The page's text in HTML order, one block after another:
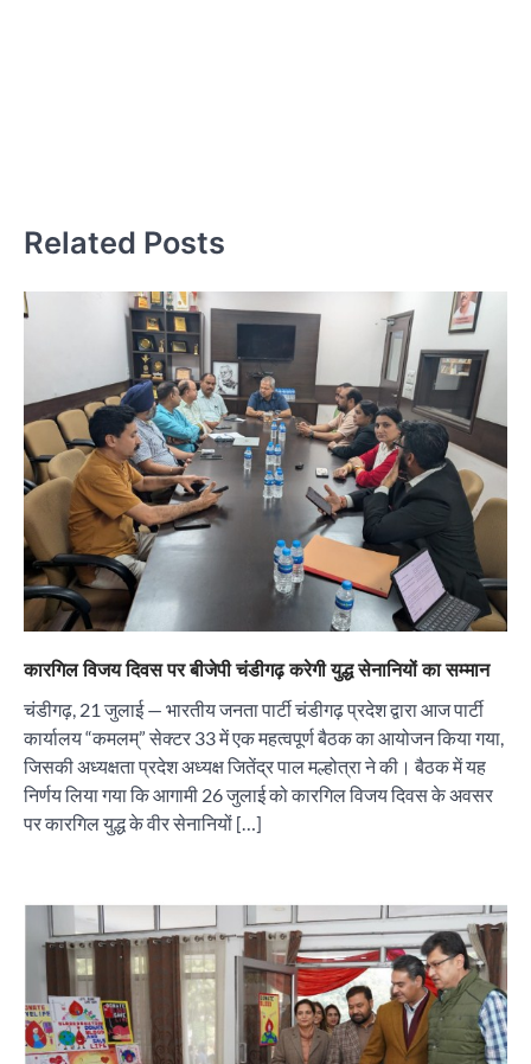
Related Posts
कारगिल विजय दिवस पर बीजेपी चंडीगढ़ करेगी युद्ध सेनानियों का सम्मान
चंडीगढ़, 21 जुलाई — भारतीय जनता पार्टी चंडीगढ़ प्रदेश द्वारा आज पार्टी
कार्यालय “कमलम्” सेक्टर 33 में एक महत्वपूर्ण बैठक का आयोजन किया गया,
जिसकी अध्यक्षता प्रदेश अध्यक्ष जितेंद्र पाल मल्होत्रा ने की। बैठक में यह
निर्णय लिया गया कि आगामी 26 जुलाई को कारगिल विजय दिवस के अवसर
पर कारगिल युद्ध के वीर सेनानियों […]